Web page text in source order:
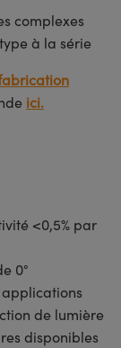
complexes
à la série
ici.
<0,5% par
0°
de lumière
disponibles